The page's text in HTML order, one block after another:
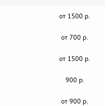
от 1500 р.
от 700 р.
от 1500 р.
900 р.
от 900 р.